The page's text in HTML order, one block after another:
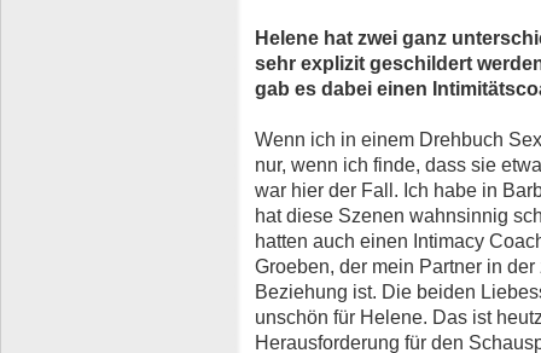
Helene hat zwei ganz
sehr explizit geschildert
gab es dabei einen
Wenn ich in einem Drehbuch
nur, wenn ich finde, dass sie
war hier der Fall. Ich habe in
hat diese Szenen wahnsinnig
hatten auch einen Intimacy
Groeben, der mein Partner in
Beziehung ist. Die beiden
unschön für Helene. Das ist
Herausforderung für den